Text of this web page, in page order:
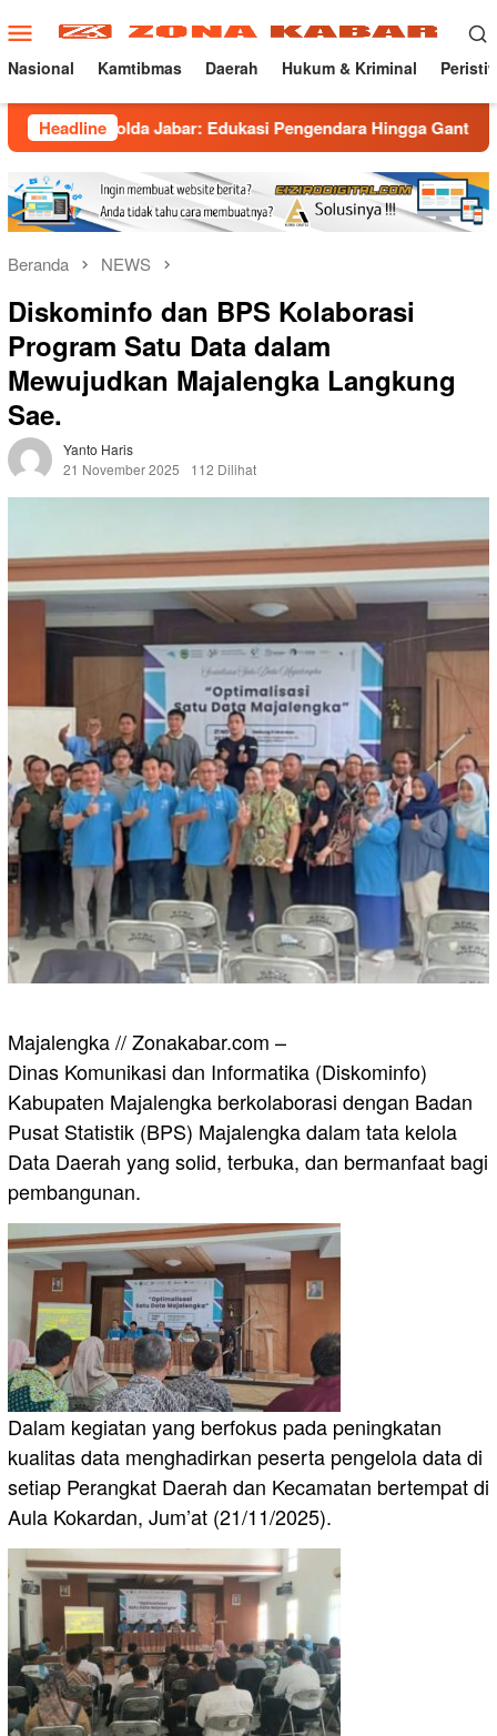
ke
konten
Menu
Mobile
Nasional Kamtibmas Daerah Hukum & Kriminal
Headline
Jabar: Edukasi Pengendara Hingga Ganti Knalpot Sukarela
Beranda NEWS
Diskominfo dan BPS Kolaborasi
Program Satu Data dalam
Mewujudkan Majalengka Langkung
Sae.
Yanto Haris
21 November 2025
112 Dilihat
Majalengka // Zonakabar.com –
Dinas Komunikasi dan Informatika (Diskominfo)
Kabupaten Majalengka berkolaborasi dengan Badan
Pusat Statistik (BPS) Majalengka dalam tata kelola
Data Daerah yang solid, terbuka, dan bermanfaat bagi
pembangunan.
Dalam kegiatan yang berfokus pada peningkatan
kualitas data menghadirkan peserta pengelola data di
setiap Perangkat Daerah dan Kecamatan bertempat di
Aula Kokardan, Jum’at (21/11/2025).